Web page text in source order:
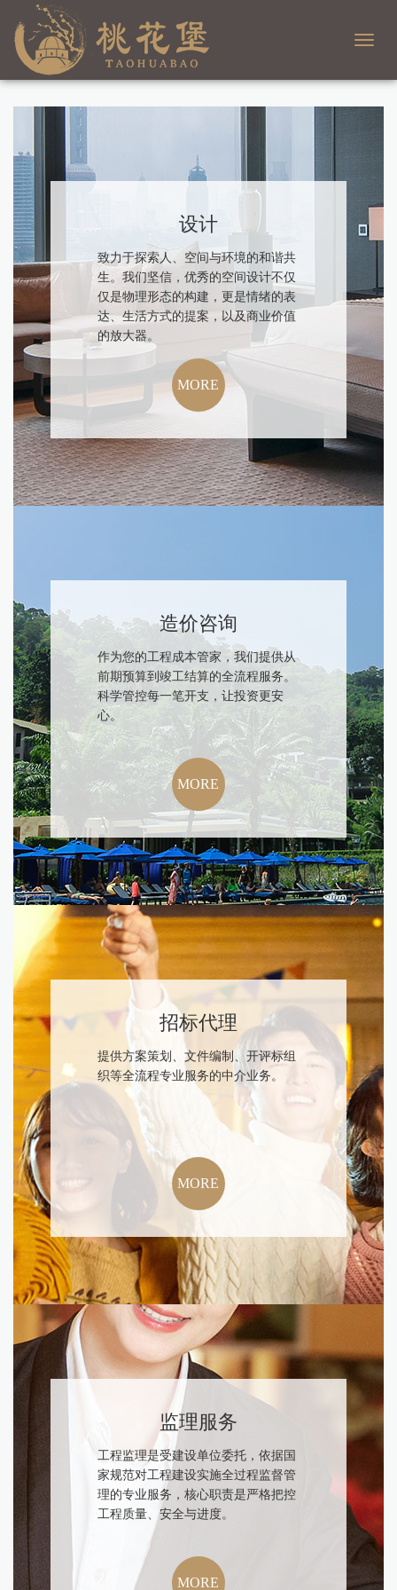
设计
致力于探索人、空间与环境的和谐共
生。我们坚信，优秀的空间设计不仅
仅是物理形态的构建，更是情绪的表
达、生活方式的提案，以及商业价值
的放大器。
MORE
造价咨询
作为您的工程成本管家，我们提供从
前期预算到竣工结算的全流程服务。
科学管控每一笔开支，让投资更安
心。
MORE
招标代理
提供方案策划、文件编制、开评标组
织等全流程专业服务的中介业务。
MORE
监理服务
工程监理是受建设单位委托，依据国
家规范对工程建设实施全过程监督管
理的专业服务，核心职责是严格把控
工程质量、安全与进度。
MORE